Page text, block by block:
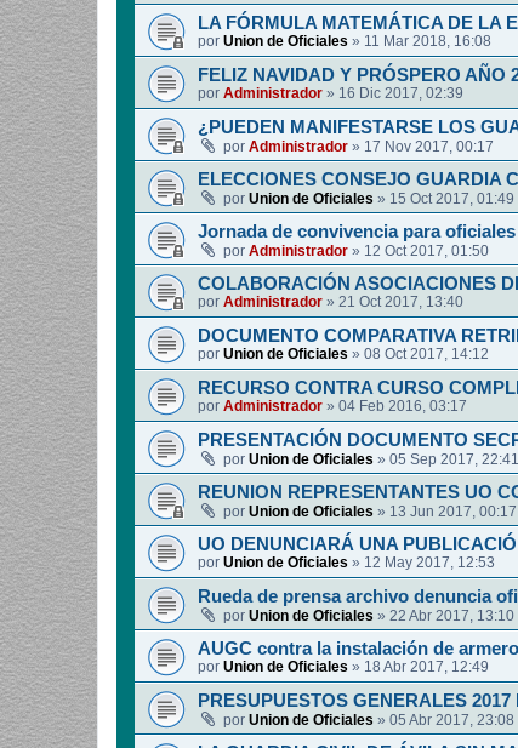
LA FÓRMULA MATEMÁTICA DE LA
por Union de Oficiales » 11 Mar 2018, 16:08
FELIZ NAVIDAD Y PRÓSPERO AÑO
por Administrador » 16 Dic 2017, 02:39
¿PUEDEN MANIFESTARSE LOS
por Administrador » 17 Nov 2017, 00:17
ELECCIONES CONSEJO GUARDIA
por Union de Oficiales » 15 Oct 2017, 01:49
Jornada de convivencia para oficiales
por Administrador » 12 Oct 2017, 01:50
COLABORACIÓN ASOCIACIONES
por Administrador » 21 Oct 2017, 13:40
DOCUMENTO COMPARATIVA
por Union de Oficiales » 08 Oct 2017, 14:12
RECURSO CONTRA CURSO
por Administrador » 04 Feb 2016, 03:17
PRESENTACIÓN DOCUMENTO
por Union de Oficiales » 05 Sep 2017, 22:41
REUNION REPRESENTANTES UO
por Union de Oficiales » 13 Jun 2017, 00:17
UO DENUNCIARÁ UNA
por Union de Oficiales » 12 May 2017, 12:53
Rueda de prensa archivo denuncia
por Union de Oficiales » 22 Abr 2017, 13:10
AUGC contra la instalación de
por Union de Oficiales » 18 Abr 2017, 12:49
PRESUPUESTOS GENERALES
por Union de Oficiales » 05 Abr 2017, 23:08